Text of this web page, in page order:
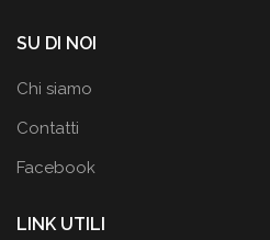
SU DI NOI
Chi siamo
Contatti
Facebook
LINK UTILI